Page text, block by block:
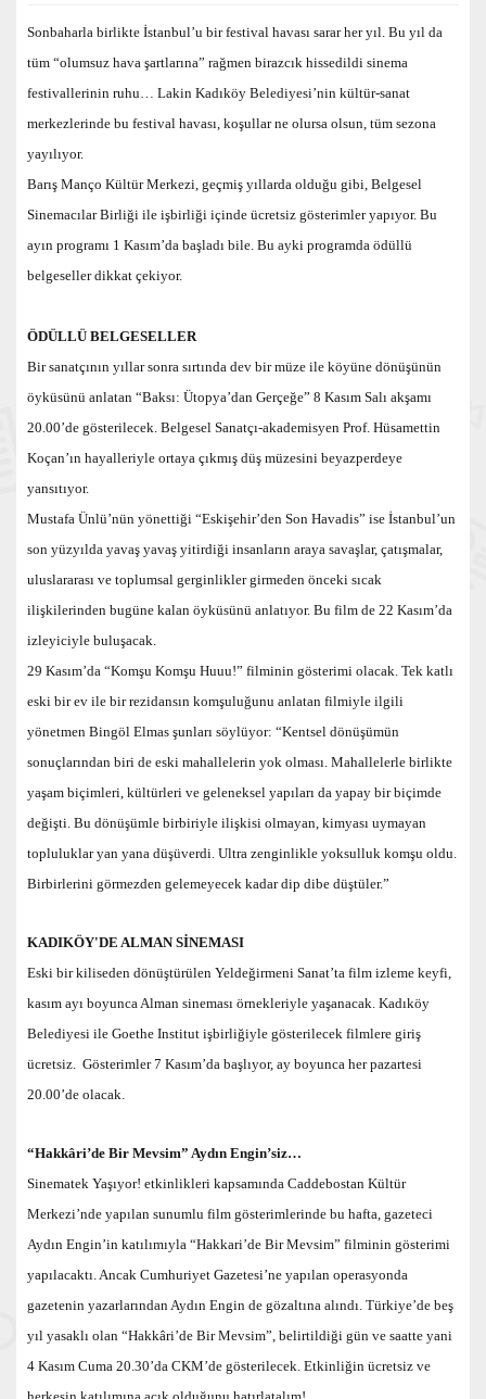
Sonbaharla birlikte İstanbul’u bir festival havası sarar her yıl. Bu yıl da
tüm “olumsuz hava şartlarına” rağmen birazcık hissedildi sinema
festivallerinin ruhu… Lakin Kadıköy Belediyesi’nin kültür-sanat
merkezlerinde bu festival havası, koşullar ne olursa olsun, tüm sezona
yayılıyor.
Barış Manço Kültür Merkezi, geçmiş yıllarda olduğu gibi, Belgesel
Sinemacılar Birliği ile işbirliği içinde ücretsiz gösterimler yapıyor. Bu
ayın programı 1 Kasım’da başladı bile. Bu ayki programda ödüllü
belgeseller dikkat çekiyor.
ÖDÜLLÜ BELGESELLER
Bir sanatçının yıllar sonra sırtında dev bir müze ile köyüne dönüşünün
öyküsünü anlatan “Baksı: Ütopya’dan Gerçeğe” 8 Kasım Salı akşamı
20.00’de gösterilecek. Belgesel Sanatçı-akademisyen Prof. Hüsamettin
Koçan’ın hayalleriyle ortaya çıkmış düş müzesini beyazperdeye
yansıtıyor.
Mustafa Ünlü’nün yönettiği “Eskişehir’den Son Havadis” ise İstanbul’un
son yüzyılda yavaş yavaş yitirdiği insanların araya savaşlar, çatışmalar,
uluslararası ve toplumsal gerginlikler girmeden önceki sıcak
ilişkilerinden bugüne kalan öyküsünü anlatıyor. Bu film de 22 Kasım’da
izleyiciyle buluşacak.
29 Kasım’da “Komşu Komşu Huuu!” filminin gösterimi olacak. Tek katlı
eski bir ev ile bir rezidansın komşuluğunu anlatan filmiyle ilgili
yönetmen Bingöl Elmas şunları söylüyor: “Kentsel dönüşümün
sonuçlarından biri de eski mahallelerin yok olması. Mahallelerle birlikte
yaşam biçimleri, kültürleri ve geleneksel yapıları da yapay bir biçimde
değişti. Bu dönüşümle birbiriyle ilişkisi olmayan, kimyası uymayan
topluluklar yan yana düşüverdi. Ultra zenginlikle yoksulluk komşu oldu.
Birbirlerini görmezden gelemeyecek kadar dip dibe düştüler.”
KADIKÖY'DE ALMAN SİNEMASI
Eski bir kiliseden dönüştürülen Yeldeğirmeni Sanat’ta film izleme keyfi,
kasım ayı boyunca Alman sineması örnekleriyle yaşanacak. Kadıköy
Belediyesi ile Goethe Institut işbirliğiyle gösterilecek filmlere giriş
ücretsiz. Gösterimler 7 Kasım’da başlıyor, ay boyunca her pazartesi
20.00’de olacak.
“Hakkâri’de Bir Mevsim” Aydın Engin’siz…
Sinematek Yaşıyor! etkinlikleri kapsamında Caddebostan Kültür
Merkezi’nde yapılan sunumlu film gösterimlerinde bu hafta, gazeteci
Aydın Engin’in katılımıyla “Hakkari’de Bir Mevsim” filminin gösterimi
yapılacaktı. Ancak Cumhuriyet Gazetesi’ne yapılan operasyonda
gazetenin yazarlarından Aydın Engin de gözaltına alındı. Türkiye’de beş
yıl yasaklı olan “Hakkâri’de Bir Mevsim”, belirtildiği gün ve saatte yani
4 Kasım Cuma 20.30’da CKM’de gösterilecek. Etkinliğin ücretsiz ve